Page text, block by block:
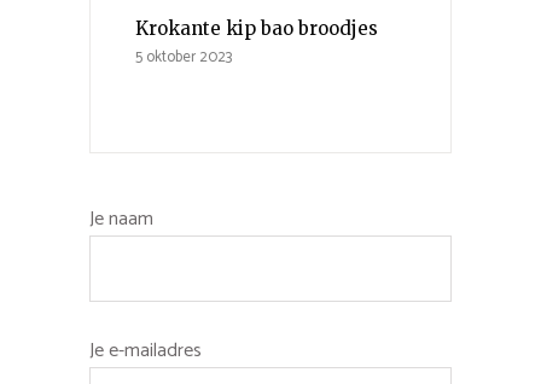
Krokante kip bao broodjes
5 oktober 2023
Je naam
Je e-mailadres